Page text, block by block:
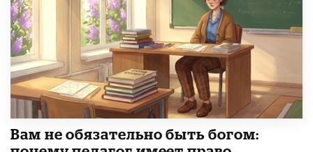
​Вам не обязательно быть богом: